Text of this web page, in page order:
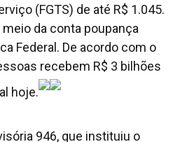
(FGTS) de até R$ 1.045.
da conta poupança
Federal. De acordo com o
recebem R$ 3 bilhões
hoje.
946, que instituiu o